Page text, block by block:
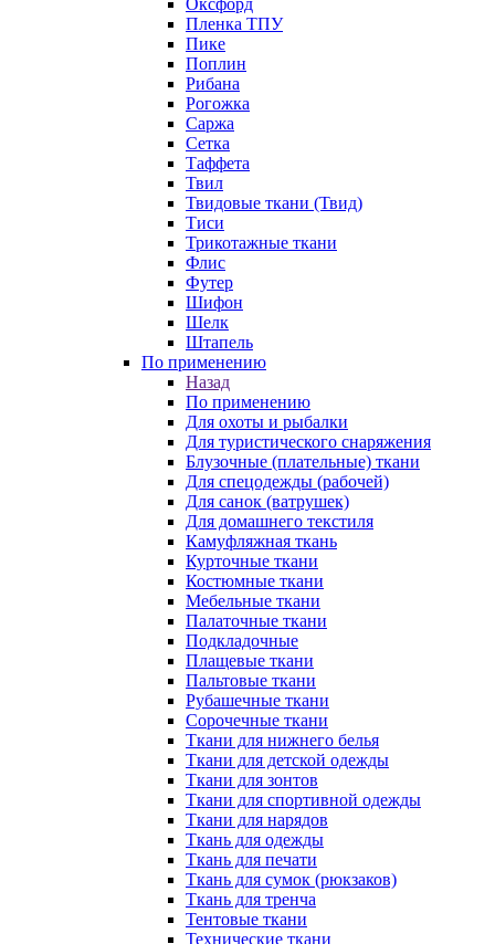
Оксфорд
Пленка ТПУ
Пике
Поплин
Рибана
Рогожка
Саржа
Сетка
Таффета
Твил
Твидовые ткани (Твид)
Тиси
Трикотажные ткани
Флис
Футер
Шифон
Шелк
Штапель
По применению
Назад
По применению
Для охоты и рыбалки
Для туристического снаряжения
Блузочные (плательные) ткани
Для спецодежды (рабочей)
Для санок (ватрушек)
Для домашнего текстиля
Камуфляжная ткань
Курточные ткани
Костюмные ткани
Мебельные ткани
Палаточные ткани
Подкладочные
Плащевые ткани
Пальтовые ткани
Рубашечные ткани
Сорочечные ткани
Ткани для нижнего белья
Ткани для детской одежды
Ткани для зонтов
Ткани для спортивной одежды
Ткани для нарядов
Ткань для одежды
Ткань для печати
Ткань для сумок (рюкзаков)
Ткань для тренча
Тентовые ткани
Технические ткани